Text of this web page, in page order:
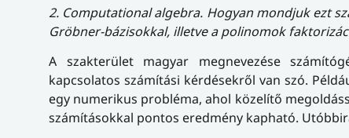
2. Computational algebra. Hogyan mondjuk ezt
Gröbner-bázisokkal, illetve a polinomok
A szakterület magyar megnevezése
kapcsolatos számítási kérdésekről van szó.
egy numerikus probléma, ahol közelítő
számításokkal pontos eredmény kapható.